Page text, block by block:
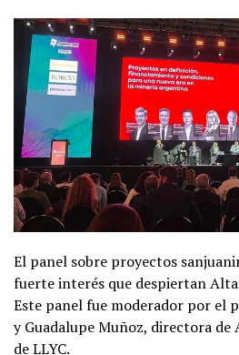
El panel sobre proyectos
fuerte interés que despiertan
Este panel fue moderador por el
y Guadalupe Muñoz, directora
de LLYC.